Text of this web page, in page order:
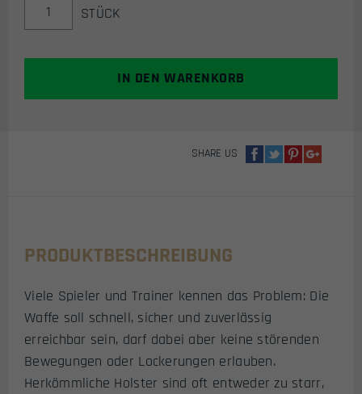
PADDLEHOLSTER
FÜR
TOKYO
STÜCK
IN DEN WARENKORB
SHARE US
PRODUKTBESCHREIBUNG
Viele Spieler und Trainer kennen das Problem: Die
Waffe soll schnell, sicher und zuverlässig
erreichbar sein, darf dabei aber keine störenden
Bewegungen oder Lockerungen erlauben.
Herkömmliche Holster sind oft entweder zu starr,